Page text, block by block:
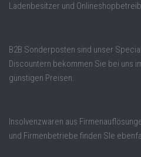
Ladenbesitzer und
B2B Sonderposten sind unser
Discountern bekommen Sie bei uns
günstigen Preisen.
Insolvenzwaren aus
und Firmenbetriebe finden SIe